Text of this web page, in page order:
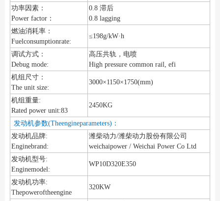
功率因素：
Power factor：
0.8 滞后
0.8 lagging
燃油消耗率：
Fuelconsumptionrate:
≤198g/kW·h
调试方式：
Debug mode:
高压共轨，电喷
High pressure common rail, efi
机组尺寸：
The unit size:
3000×1150×1750(mm)
机组重量:
Rated power unit:83
2450KG
发动机参数(Theengineparameters)：
发动机品牌:
Enginebrand:
潍柴动力/潍柴动力股份有限公司
weichaipower / Weichai Power Co Ltd
发动机型号:
Enginemodel:
WP10D320E350
发动机功率:
Thepoweroftheengine
320KW